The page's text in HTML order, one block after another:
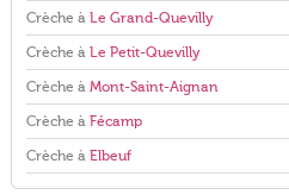
Crèche à Le Grand-Quevilly
Crèche à Le Petit-Quevilly
Crèche à Mont-Saint-Aignan
Crèche à Fécamp
Crèche à Elbeuf